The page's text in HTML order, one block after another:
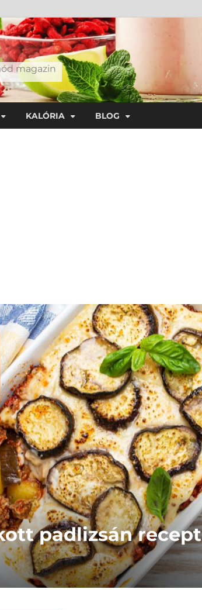
magazin
KALÓRIA BLOG
padlizsán recept